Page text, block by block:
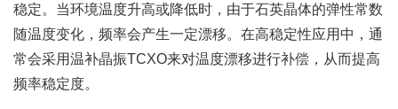
稳定。当环境温度升高或降低时，由于石英晶体的弹性常数
随温度变化，频率会产生一定漂移。在高稳定性应用中，通
常会采用温补晶振TCXO来对温度漂移进行补偿，从而提高
频率稳定度。